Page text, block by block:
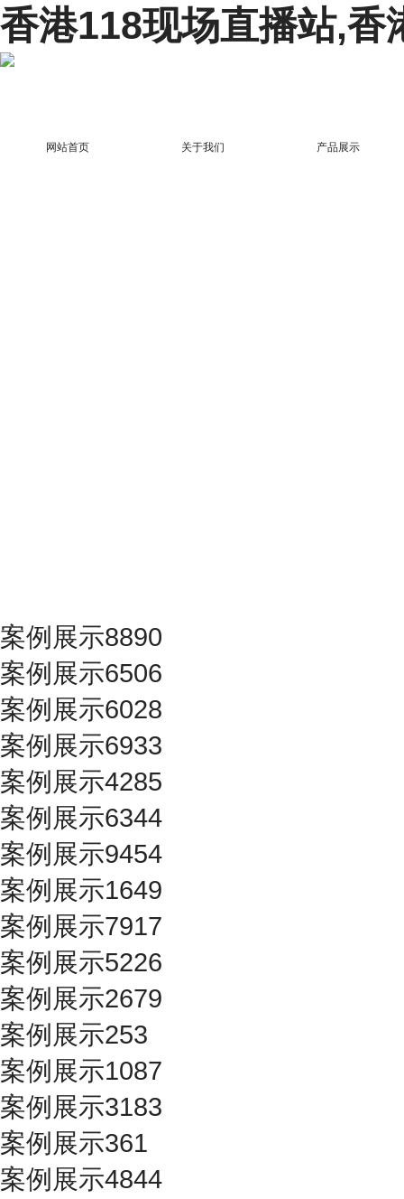
香港118现场直播站,香
网站首页 关于我们 产品展示
案例展示8890
案例展示6506
案例展示6028
案例展示6933
案例展示4285
案例展示6344
案例展示9454
案例展示1649
案例展示7917
案例展示5226
案例展示2679
案例展示253
案例展示1087
案例展示3183
案例展示361
案例展示4844